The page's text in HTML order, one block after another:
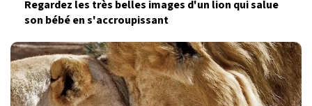
Regardez les très belles images d'un lion qui salue
son bébé en s'accroupissant